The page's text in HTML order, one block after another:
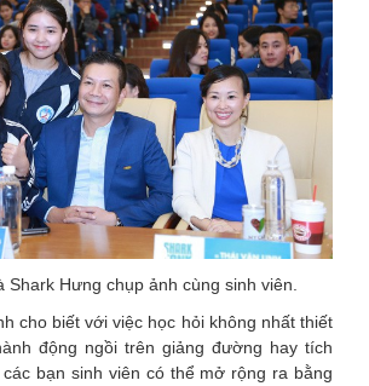
Shark Hưng chụp ảnh cùng sinh viên.
cho biết với việc học hỏi không nhất thiết
động ngồi trên giảng đường hay tích
bạn sinh viên có thể mở rộng ra bằng